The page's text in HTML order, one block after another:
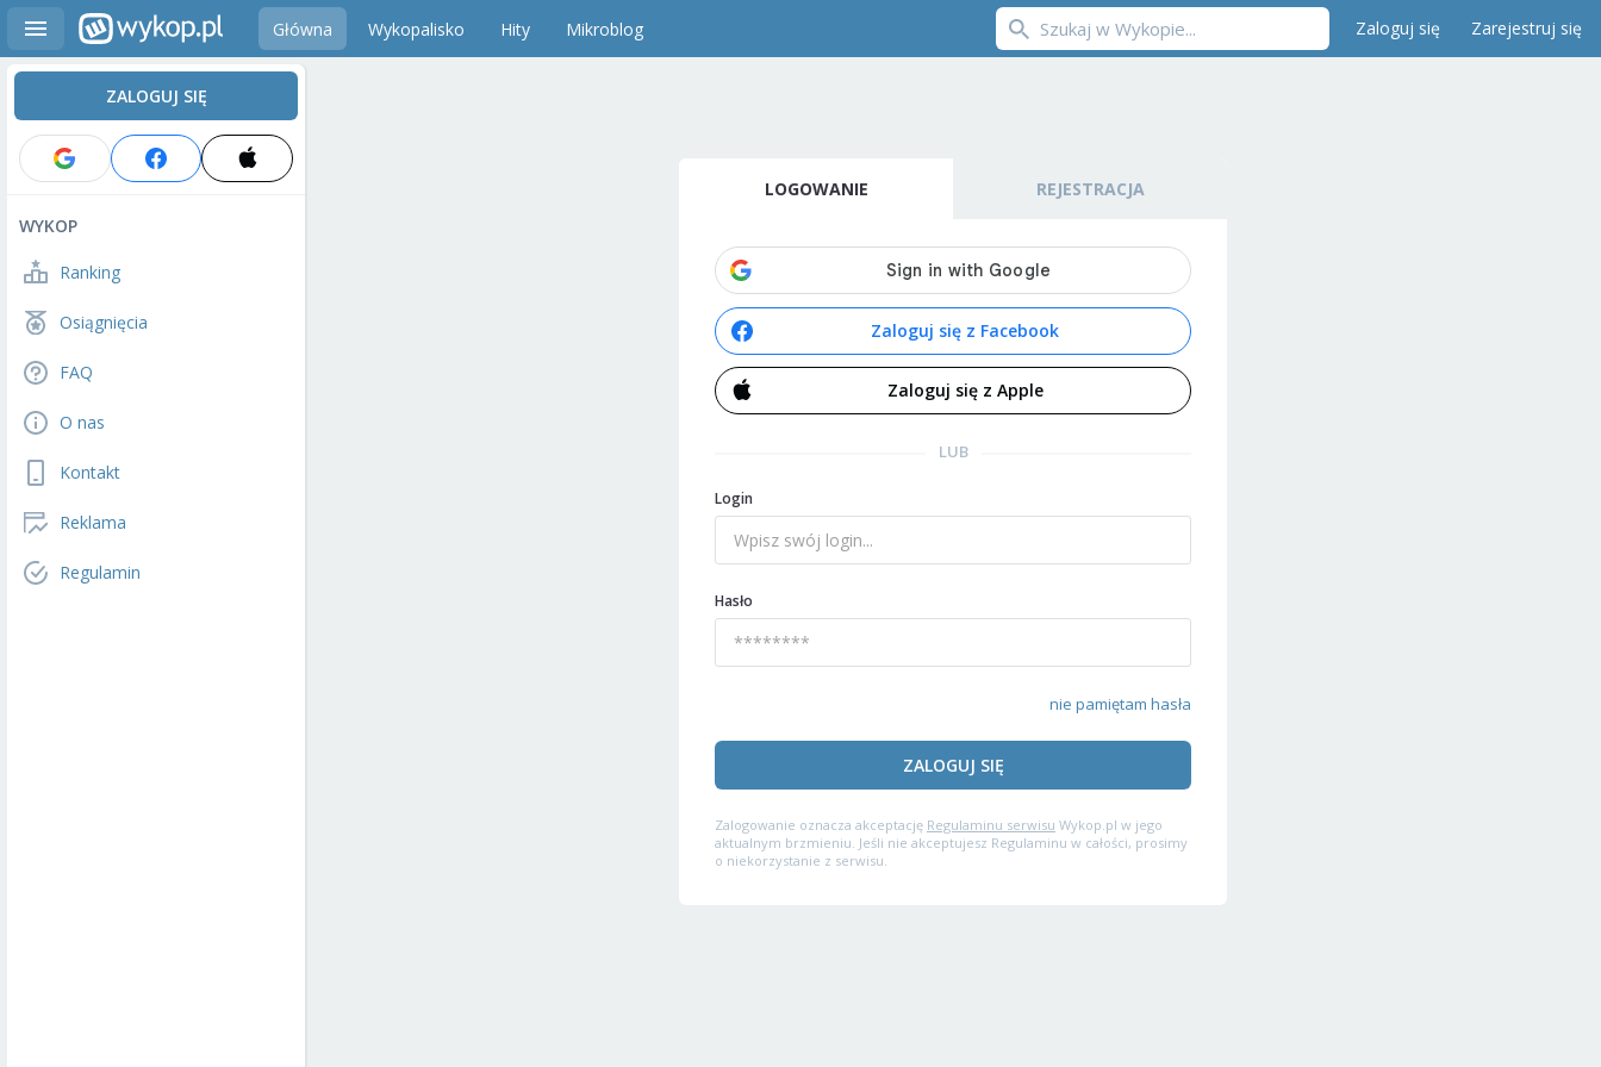
Główna Wykopalisko Hity Mikroblog Zaloguj się Zarejestruj się
ZALOGUJ SIĘ
WYKOP
Ranking
Osiągnięcia
FAQ
O nas
Kontakt
Reklama
Regulamin
LOGOWANIE REJESTRACJA
Zaloguj się z Facebook
Zaloguj się z Apple
LUB
Login
Hasło
nie pamiętam hasła
ZALOGUJ SIĘ
Zalogowanie oznacza akceptację Regulaminu serwisu Wykop.pl w jego
aktualnym brzmieniu. Jeśli nie akceptujesz Regulaminu w całości, prosimy
o niekorzystanie z serwisu.